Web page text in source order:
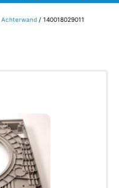
Achterwand/ 140018029011